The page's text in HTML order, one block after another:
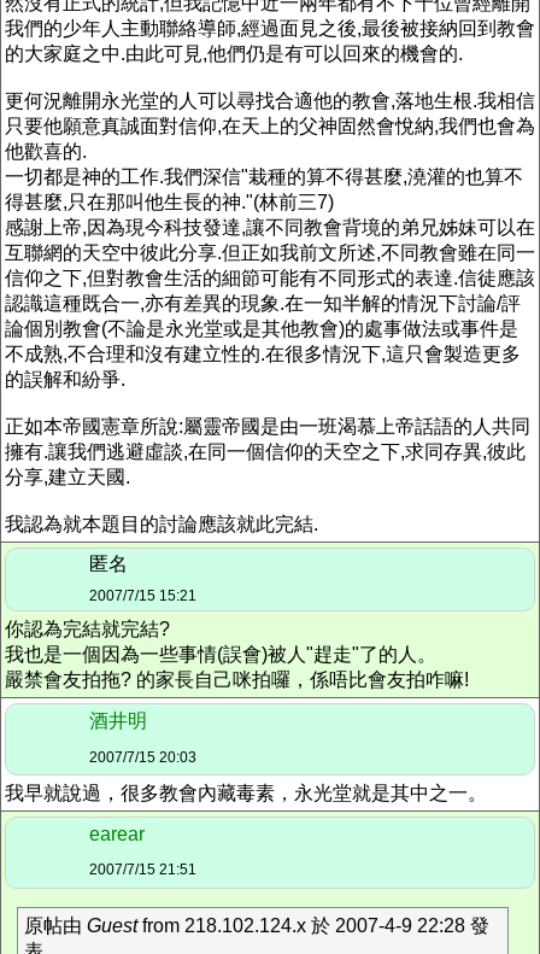
我們的少年人主動聯絡導師,經過面見之後,最後被接納回到教會
的大家庭之中.由此可見,他們仍是有可以回來的機會的.
更何況離開永光堂的人可以尋找合適他的教會,落地生根.我相信
只要他願意真誠面對信仰,在天上的父神固然會悅納,我們也會為
他歡喜的.
一切都是神的工作.我們深信"栽種的算不得甚麼,澆灌的也算不
得甚麼,只在那叫他生長的神."(林前三7)
感謝上帝,因為現今科技發達,讓不同教會背境的弟兄姊妹可以在
互聯網的天空中彼此分享.但正如我前文所述,不同教會雖在同一
信仰之下,但對教會生活的細節可能有不同形式的表達.信徒應該
認識這種既合一,亦有差異的現象.在一知半解的情況下討論/評
論個別教會(不論是永光堂或是其他教會)的處事做法或事件是
不成熟,不合理和沒有建立性的.在很多情況下,這只會製造更多
的誤解和紛爭.
正如本帝國憲章所說:屬靈帝國是由一班渴慕上帝話語的人共同
擁有.讓我們逃避虛談,在同一個信仰的天空之下,求同存異,彼此
分享,建立天國.
我認為就本題目的討論應該就此完結.
匿名
2007/7/15 15:21
你認為完結就完結?
我也是一個因為一些事情(誤會)被人"趕走"了的人。
嚴禁會友拍拖? 的家長自己咪拍囉，係唔比會友拍咋嘛!
酒井明
2007/7/15 20:03
我早就說過，很多教會內藏毒素，永光堂就是其中之一。
earear
2007/7/15 21:51
原帖由 Guestfrom 218.102.124.x 於 2007-4-9 22:28 發